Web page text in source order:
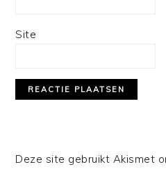
Site
Deze site gebruikt Akismet